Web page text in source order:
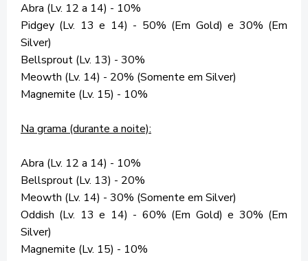
Abra (Lv. 12 a 14) - 10%
Pidgey (Lv. 13 e 14) - 50% (Em Gold) e 30% (Em
Silver)
Bellsprout (Lv. 13) - 30%
Meowth (Lv. 14) - 20% (Somente em Silver)
Magnemite (Lv. 15) - 10%
Na grama (durante a noite):
Abra (Lv. 12 a 14) - 10%
Bellsprout (Lv. 13) - 20%
Meowth (Lv. 14) - 30% (Somente em Silver)
Oddish (Lv. 13 e 14) - 60% (Em Gold) e 30% (Em
Silver)
Magnemite (Lv. 15) - 10%